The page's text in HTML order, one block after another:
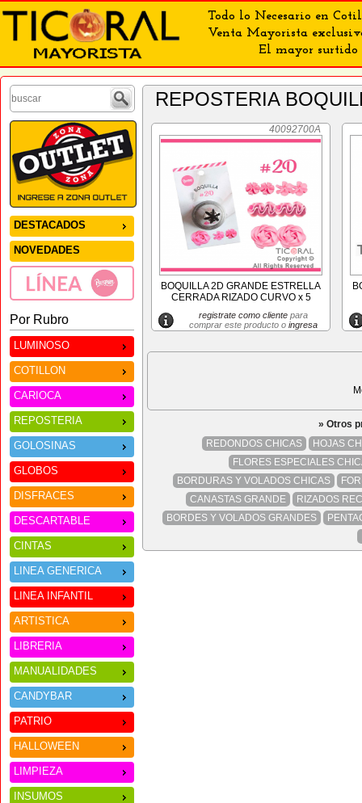
Todo lo Necesario en
Venta Mayorista
El mayor surtido
DESTACADOS
NOVEDADES
Por Rubro
LUMINOSO
COTILLON
CARIOCA
REPOSTERIA
GOLOSINAS
GLOBOS
DISFRACES
DESCARTABLE
CINTAS
LINEA GENERICA
LINEA INFANTIL
ARTISTICA
LIBRERIA
MANUALIDADES
CANDYBAR
PATRIO
HALLOWEEN
LIMPIEZA
INSUMOS
REPOSTERIA
40092700A
BOQUILLA 2D GRANDE ESTRELLA
CERRADA RIZADO CURVO x 5
registrate como clientepara
comprar este producto o ingresa
» Otros
REDONDOS CHICAS
HOJAS
FLORES ESPECIALES
BORDURAS Y VOLADOS CHICAS
CANASTAS GRANDE
RIZADOS
BORDES Y VOLADOS GRANDES